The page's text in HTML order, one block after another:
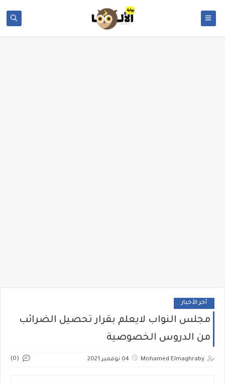
أخر الأخبار
مجلس النواب لايعلم بقرار تحصيل الضرائب
من الدروس الخصوصية
Mohamed Elmaghraby 04 نوفمبر 2021 (0)